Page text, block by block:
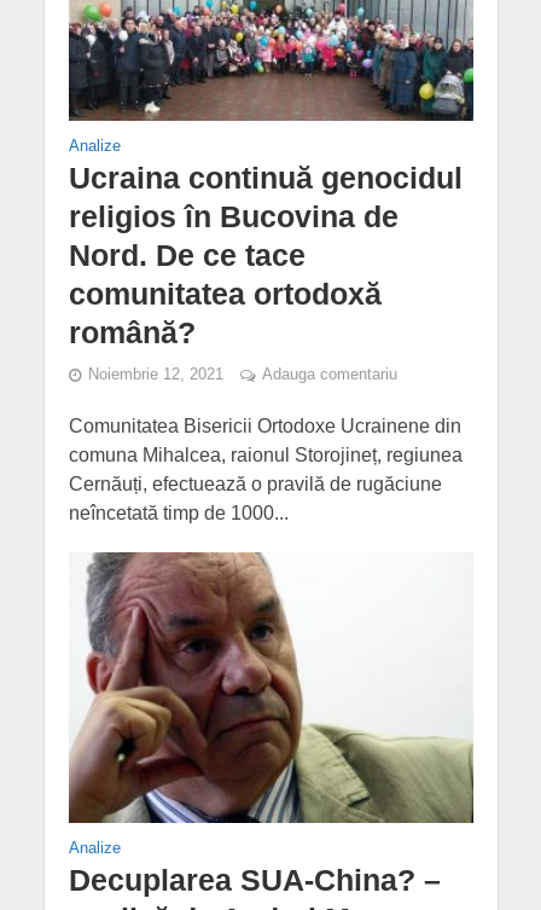
Analize
Ucraina continuă genocidul
religios în Bucovina de
Nord. De ce tace
comunitatea ortodoxă
română?
Noiembrie 12, 2021 Adauga comentariu
Comunitatea Bisericii Ortodoxe Ucrainene din
comuna Mihalcea, raionul Storojineț, regiunea
Cernăuți, efectuează o pravilă de rugăciune
neîncetată timp de 1000...
Analize
Decuplarea SUA-China? –